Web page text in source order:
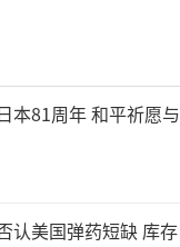
本81周年 和平祈愿与
认美国弹药短缺 库存